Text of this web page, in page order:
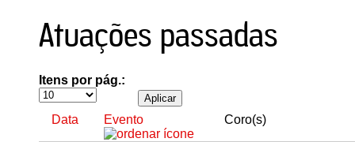
Atuações passadas
Itens por pág.:
Data Evento Coro(s)